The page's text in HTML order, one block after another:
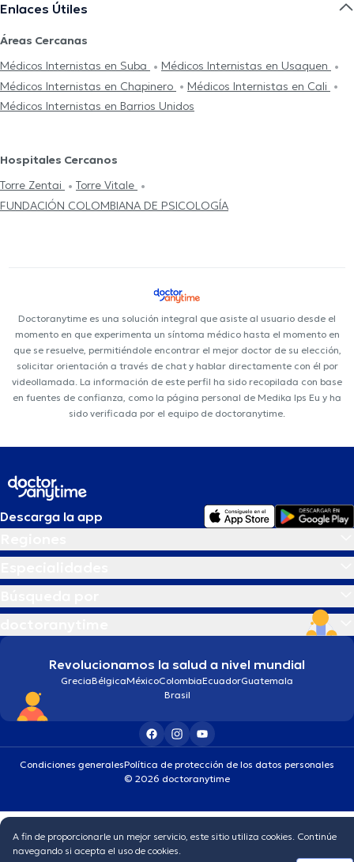
Enlaces Útiles
Áreas Cercanas
Médicos Internistas en Suba
Médicos Internistas en Usaquen
Médicos Internistas en Chapinero
Médicos Internistas en Cali
Médicos Internistas en Barrios Unidos
Hospitales Cercanos
Torre Zentai
Torre Vitale
FUNDACIÓN COLOMBIANA DE PSICOLOGÍA
Doctoranytime es una solución integral que asiste al usuario desde el
momento en que experimenta un síntoma médico hasta el momento en
que se resuelve, permitiéndole encontrar el mejor doctor de su elección,
solicitar orientación a través de chat y hablar directamente con él por
videollamada. La información de este perfil ha sido recopilada con base
en fuentes de confianza, como la página personal de Medika Ips Eu y ha
sido verificada por el equipo de doctoranytime.
Descarga la app
Revolucionamos la salud a nivel mundial
GreciaBélgicaMéxicoColombiaEcuadorGuatemala
Brasil
Condiciones generalesPolítica de protección de los datos personales
© 2026 doctoranytime
A fin de proporcionarle un mejor servicio, este sitio utiliza cookies. Continúe
navegando si acepta el uso de cookies.